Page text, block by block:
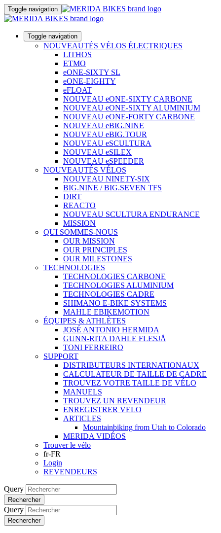
Toggle navigation
Toggle navigation
NOUVEAUTÉS VÉLOS ÉLECTRIQUES
LITHOS
ETMO
eONE-SIXTY SL
eONE-EIGHTY
eFLOAT
NOUVEAU eONE-SIXTY CARBONE
NOUVEAU eONE-SIXTY ALUMINIUM
NOUVEAU eONE-FORTY CARBONE
NOUVEAU eBIG.NINE
NOUVEAU eBIG.TOUR
NOUVEAU eSCULTURA
NOUVEAU eSILEX
NOUVEAU eSPEEDER
NOUVEAUTÉS VÉLOS
NOUVEAU NINETY-SIX
BIG.NINE / BIG.SEVEN TFS
DIRT
REACTO
NOUVEAU SCULTURA ENDURANCE
MISSION
QUI SOMMES-NOUS
OUR MISSION
OUR PRINCIPLES
OUR MILESTONES
TECHNOLOGIES
TECHNOLOGIES CARBONE
TECHNOLOGIES ALUMINIUM
TECHNOLOGIES CADRE
SHIMANO E-BIKE SYSTEMS
MAHLE EBIKEMOTION
ÉQUIPES & ATHLÈTES
JOSÉ ANTONIO HERMIDA
GUNN-RITA DAHLE FLESJÅ
TONI FERREIRO
SUPPORT
DISTRIBUTEURS INTERNATIONAUX
CALCULATEUR DE TAILLE DE CADRE
TROUVEZ VOTRE TAILLE DE VÉLO
MANUELS
TROUVEZ UN REVENDEUR
ENREGISTRER VELO
ARTICLES
Mountainbiking from Utah to Colorado
MERIDA VIDÉOS
Trouver le vélo
fr-FR
Login
REVENDEURS
Query
Rechercher
Query
Rechercher